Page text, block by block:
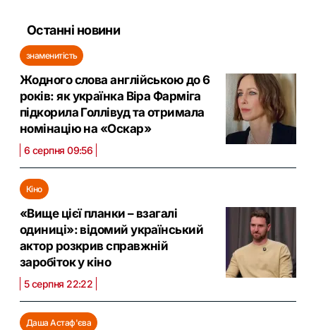
Останні новини
знаменитість
Жодного слова англійською до 6
років: як українка Віра Фарміга
підкорила Голлівуд та отримала
номінацію на «Оскар»
6 серпня 09:56
Кіно
«Вище цієї планки – взагалі
одиниці»: відомий український
актор розкрив справжній
заробіток у кіно
5 серпня 22:22
Даша Астаф'єва